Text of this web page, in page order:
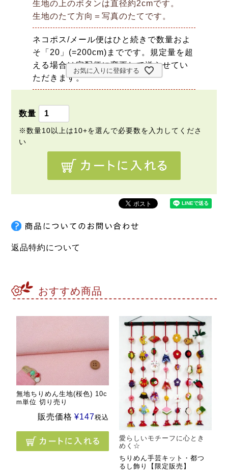
生地の上のボタンは直径約2cmです。
生地のたて方向＝写真のたてです。
ネコポス/メール便はひと続きで数量およ
そ「20」(=200cm)までです。規定量を超
える場合は宅配便に変更して送らせてい
ただきます。
お気に入りに登録する
返品特約について
おすすめ商品
無地ちりめん生地(桜色) 10c
m単位 切り売り
販売価格 ¥147税込
愛らしいモチーフに心とき
めく☆
ちりめん手芸キット・都つ
るし飾り【限定販売】